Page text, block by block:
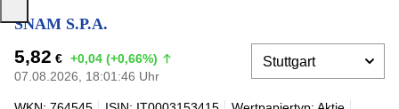
SNAM S.P.A.
5,82 € +0,04 (+0,66%)
07.08.2026, 18:01:46 Uhr